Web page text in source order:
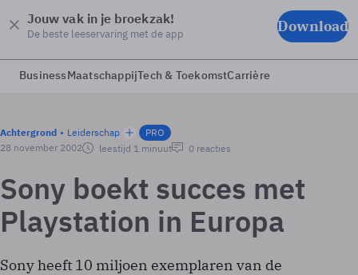
Jouw vak in je broekzak!
De beste leeservaring met de app Download
BusinessMaatschappijTech & ToekomstCarrière
Achtergrond Leiderschap
PRO
28 november 2002
leestijd 1 minuut 0 reacties
Sony boekt succes met
Playstation in Europa
Sony heeft 10 miljoen exemplaren van de